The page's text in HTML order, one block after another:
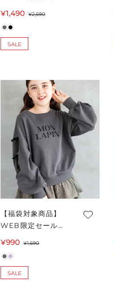
ングレイヤードワン
ピース レディース
メール便不可
¥1,490 セ
ル
価
通
価
格
¥2,690
SALE
【福袋対象商品】
WEB限定セール
スウェットトップス
キッズ メール便不可
¥990 セ
ル
価
通
価
格
¥1,690
SALE